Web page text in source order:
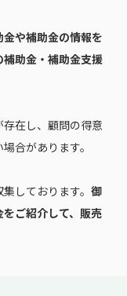
や補助金の情報を
助金・補助金支援
在し、顧問の得意
合があります。
しております。 御
ご紹介して、販売